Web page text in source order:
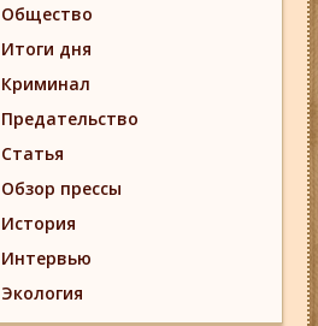
Общество
Итоги дня
Криминал
Предательство
Статья
Обзор прессы
История
Интервью
Экология